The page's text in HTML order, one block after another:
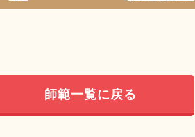
師範一覧に戻る